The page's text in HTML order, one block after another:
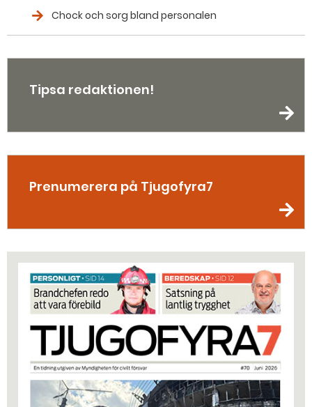
Chock och sorg bland personalen
Tipsa redaktionen!
Prenumerera på Tjugofyra7